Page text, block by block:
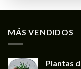
MÁS VENDIDOS
Plantas